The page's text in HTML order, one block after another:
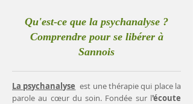
Qu'est-ce que la psychanalyse ?
Comprendre pour se libérer à
Sannois
La psychanalyse est une thérapie qui place la
parole au cœur du soin. Fondée sur l'écoute